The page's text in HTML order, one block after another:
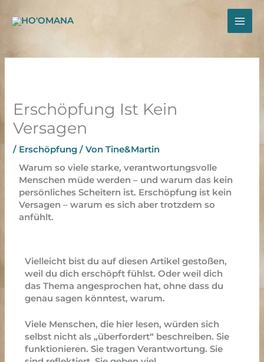
Inhalt
Erschöpfung Ist Kein
Versagen
/ Erschöpfung / VonTine&Martin
Warum so viele starke, verantwortungsvolle
Menschen müde werden – und warum das kein
persönliches Scheitern ist. Erschöpfung ist kein
Versagen– warum es sich aber trotzdem so
anfühlt.
Vielleicht bist du auf diesen Artikel gestoßen,
weil du dich erschöpft fühlst. Oder weil dich
das Thema angesprochen hat, ohne dass du
genau sagen könntest, warum.
Viele Menschen, die hier lesen, würden sich
selbst nicht als „überfordert“ beschreiben. Sie
funktionieren. Sie tragen Verantwortung. Sie